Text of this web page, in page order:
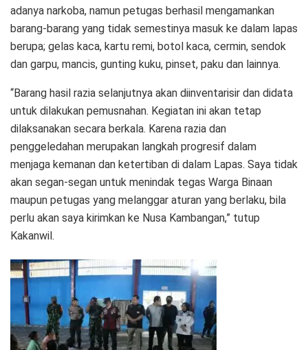
adanya narkoba, namun petugas berhasil mengamankan
barang-barang yang tidak semestinya masuk ke dalam lapas
berupa; gelas kaca, kartu remi, botol kaca, cermin, sendok
dan garpu, mancis, gunting kuku, pinset, paku dan lainnya.
“Barang hasil razia selanjutnya akan diinventarisir dan didata
untuk dilakukan pemusnahan. Kegiatan ini akan tetap
dilaksanakan secara berkala. Karena razia dan
penggeledahan merupakan langkah progresif dalam
menjaga kemanan dan ketertiban di dalam Lapas. Saya tidak
akan segan-segan untuk menindak tegas Warga Binaan
maupun petugas yang melanggar aturan yang berlaku, bila
perlu akan saya kirimkan ke Nusa Kambangan,” tutup
Kakanwil.